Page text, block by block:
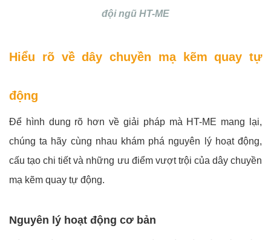
đội ngũ HT-ME
Hiểu rõ về dây chuyền mạ kẽm quay tự
động
Để hình dung rõ hơn về giải pháp mà HT-ME mang lại,
chúng ta hãy cùng nhau khám phá nguyên lý hoạt động,
cấu tạo chi tiết và những ưu điểm vượt trội của dây chuyền
mạ kẽm quay tự động.
Nguyên lý hoạt động cơ bản